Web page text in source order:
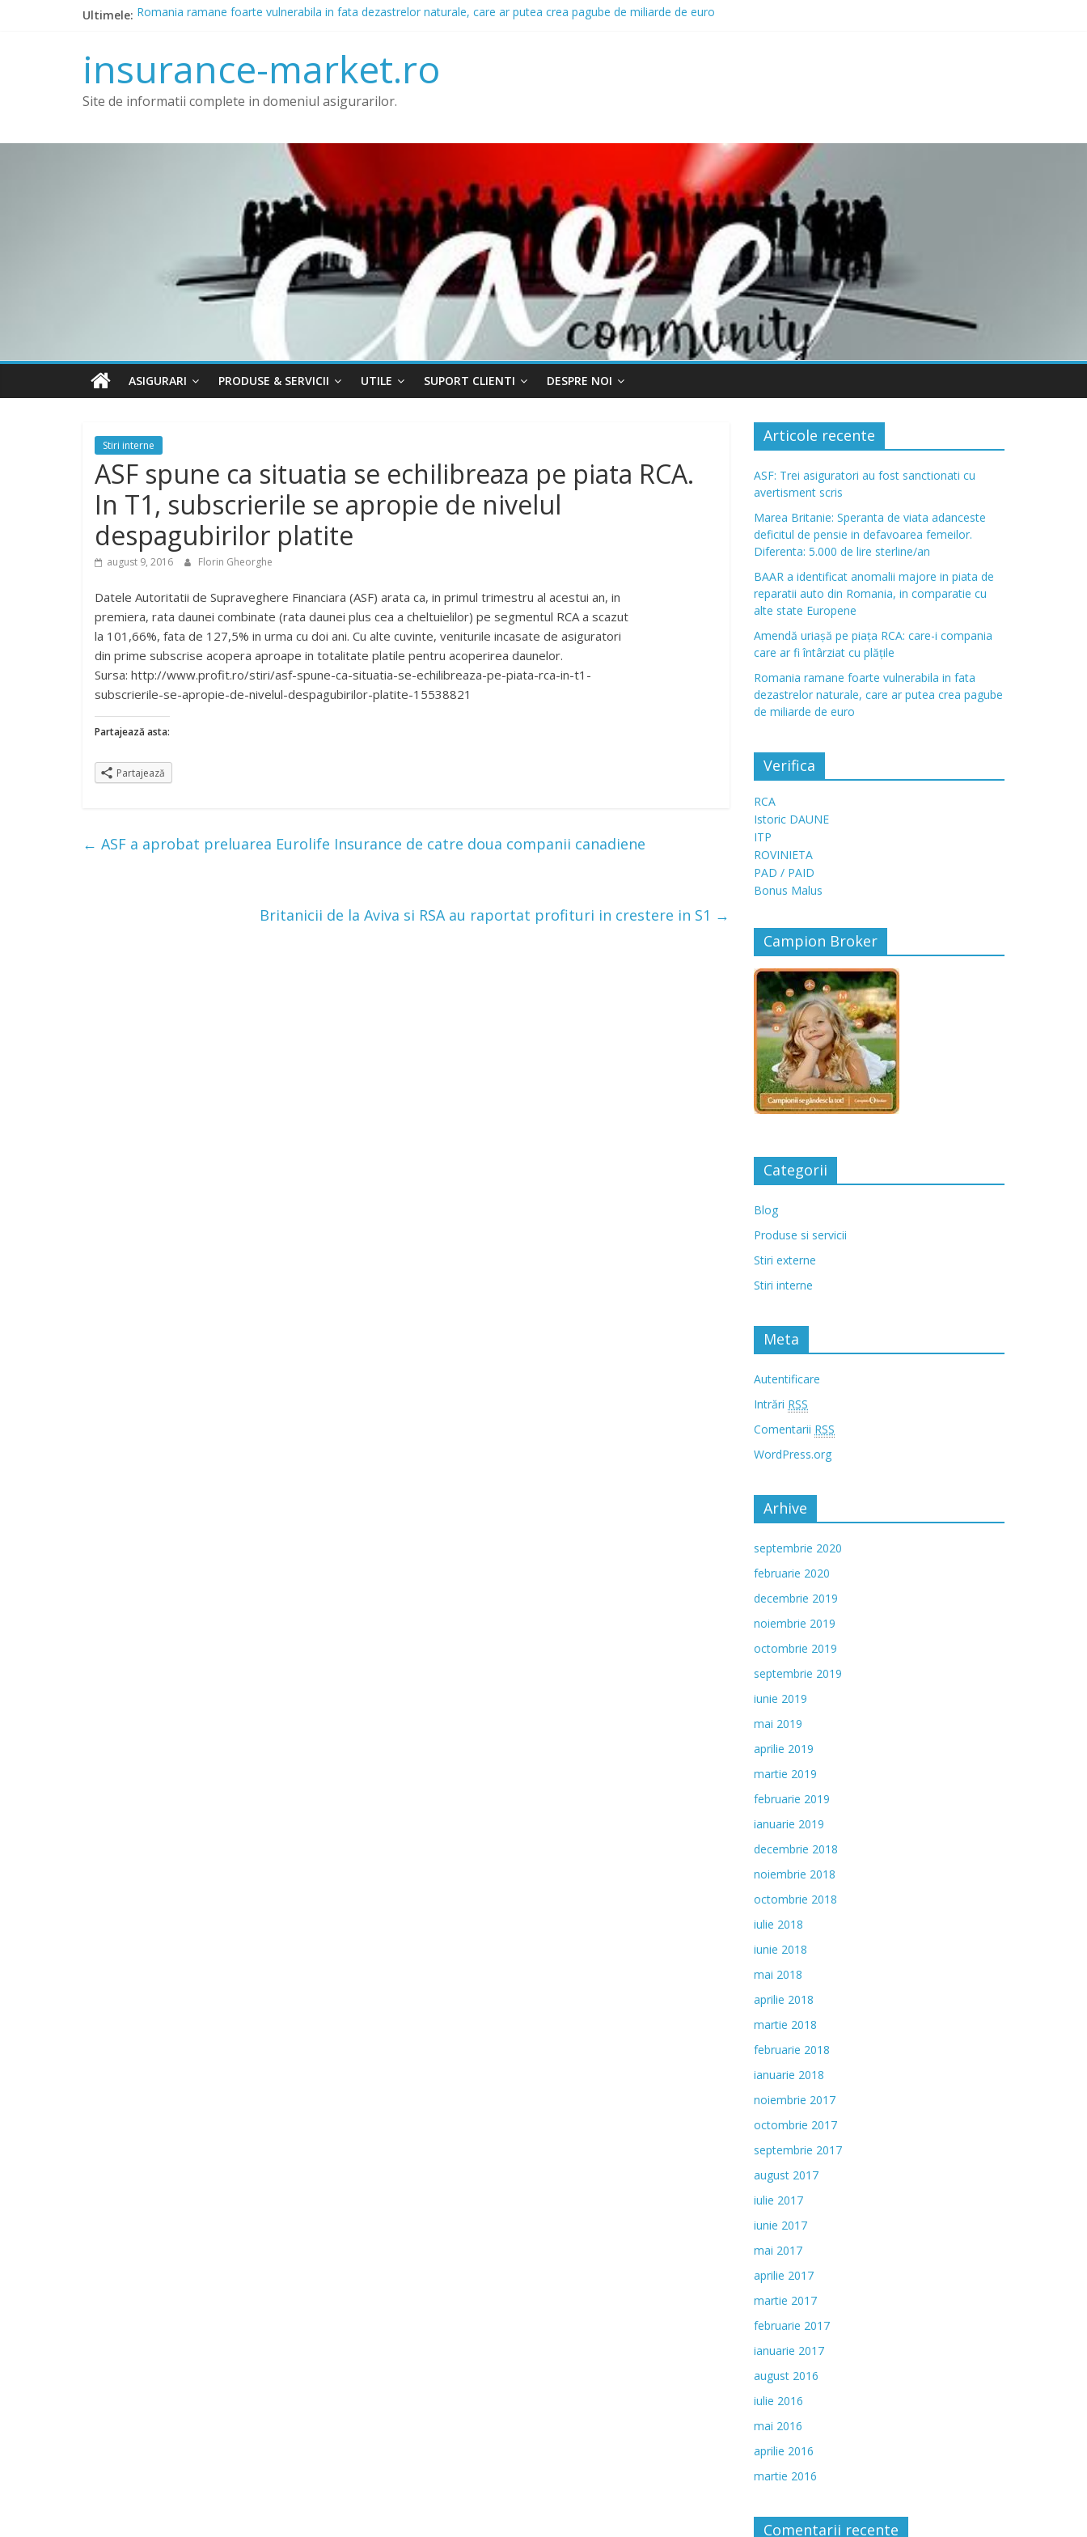
Ultimele: Romania ramane foarte vulnerabila in fata dezastrelor naturale, care ar putea crea pagube de miliarde de euro
BAAR a identificat anomalii majore in piata de reparatii auto din Romania, in comparatie cu alte state Europene
Amendă uriașă pe piața RCA: care-i compania care ar fi întârziat cu plățile
insurance-market.ro
Site de informatii complete in domeniul asigurarilor.
ASIGURARI PRODUSE & SERVICII UTILE SUPORT CLIENTI DESPRE NOI
Stiri interne
ASF spune ca situatia se echilibreaza pe piata RCA.
In T1, subscrierile se apropie de nivelul
despagubirilor platite
august 9, 2016 Florin Gheorghe
Datele Autoritatii de Supraveghere Financiara (ASF) arata ca, in primul trimestru al acestui an, in
premiera, rata daunei combinate (rata daunei plus cea a cheltuielilor) pe segmentul RCA a scazut
la 101,66%, fata de 127,5% in urma cu doi ani. Cu alte cuvinte, veniturile incasate de asiguratori
din prime subscrise acopera aproape in totalitate platile pentru acoperirea daunelor.
Sursa: http://www.profit.ro/stiri/asf-spune-ca-situatia-se-echilibreaza-pe-piata-rca-in-t1-
subscrierile-se-apropie-de-nivelul-despagubirilor-platite-15538821
Partajează asta:
Partajează
← ASF a aprobat preluarea Eurolife Insurance de catre doua companii canadiene
Britanicii de la Aviva si RSA au raportat profituri in crestere in S1 →
Articole recente
ASF: Trei asiguratori au fost sanctionati cu
avertisment scris
Marea Britanie: Speranta de viata adanceste
deficitul de pensie in defavoarea femeilor.
Diferenta: 5.000 de lire sterline/an
BAAR a identificat anomalii majore in piata de
reparatii auto din Romania, in comparatie cu
alte state Europene
Amendă uriașă pe piața RCA: care-i compania
care ar fi întârziat cu plățile
Romania ramane foarte vulnerabila in fata
dezastrelor naturale, care ar putea crea pagube
de miliarde de euro
Verifica
RCA
Istoric DAUNE
ITP
ROVINIETA
PAD / PAID
Bonus Malus
Campion Broker
Categorii
Blog
Produse si servicii
Stiri externe
Stiri interne
Meta
Autentificare
Intrări RSS
Comentarii RSS
WordPress.org
Arhive
septembrie 2020
februarie 2020
decembrie 2019
noiembrie 2019
octombrie 2019
septembrie 2019
iunie 2019
mai 2019
aprilie 2019
martie 2019
februarie 2019
ianuarie 2019
decembrie 2018
noiembrie 2018
octombrie 2018
iulie 2018
iunie 2018
mai 2018
aprilie 2018
martie 2018
februarie 2018
ianuarie 2018
noiembrie 2017
octombrie 2017
septembrie 2017
august 2017
iulie 2017
iunie 2017
mai 2017
aprilie 2017
martie 2017
februarie 2017
ianuarie 2017
august 2016
iulie 2016
mai 2016
aprilie 2016
martie 2016
Comentarii recente